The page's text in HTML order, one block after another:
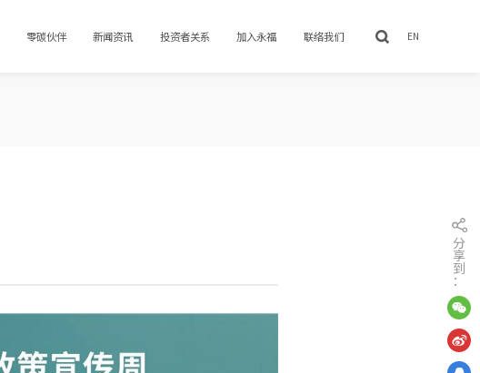
零碳伙伴 新闻资讯 投资者关系 加入永福 联络我们 EN
分
享
到
：